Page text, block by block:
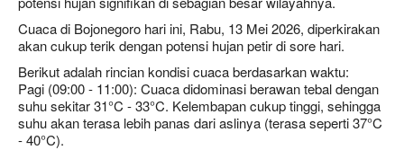
Cuaca di Bojonegoro hari ini, Rabu, 13 Mei 2026, diperkirakan
akan cukup terik dengan potensi hujan petir di sore hari.
Berikut adalah rincian kondisi cuaca berdasarkan waktu:
Pagi (09:00 - 11:00): Cuaca didominasi berawan tebal dengan
suhu sekitar 31°C - 33°C. Kelembapan cukup tinggi, sehingga
suhu akan terasa lebih panas dari aslinya (terasa seperti 37°C
- 40°C).